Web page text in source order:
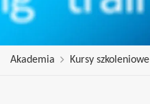
Akademia Kursy szkoleniowe